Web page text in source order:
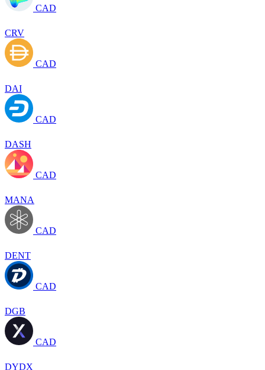
CAD
CRV
CAD
DAI
CAD
DASH
CAD
MANA
CAD
DENT
CAD
DGB
CAD
DYDX